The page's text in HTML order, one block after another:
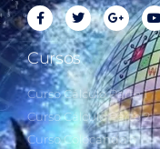
Cursos
Curso Cálculo Parte 1
Curso Cálculo Parte 2
Curso Colocando o